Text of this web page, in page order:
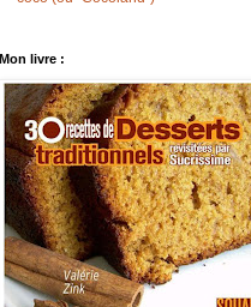
Mon livre :